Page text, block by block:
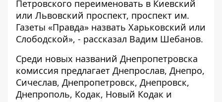
Петровского переименовать в Киевский
или Львовский проспект, проспект им.
Газеты «Правда» назвать Харьковский или
Слободской», - рассказал Вадим Шебанов.
Среди новых названий Днепропетровска
комиссия предлагает Днепрослав, Днепро,
Сичеслав, Днепропетровск, Днепровск,
Днепрополь, Кодак, Новый Кодак и